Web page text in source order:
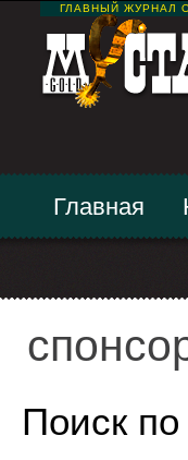
ГЛАВНЫЙ ЖУРНАЛ
Главная
Поиск по